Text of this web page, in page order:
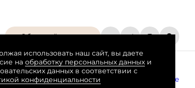
Обратный звонок
данныхПользовательское соглашение
использовать наш сайт, вы даете
на обработку персональных данныхи
данных в соответствии с
конфиденциальности